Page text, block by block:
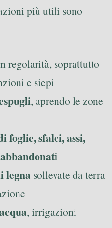
più utili sono
regolarità, soprattutto
e siepi
, aprendo le zone
foglie, sfalci, assi,
legna sollevate da terra
, irrigazioni